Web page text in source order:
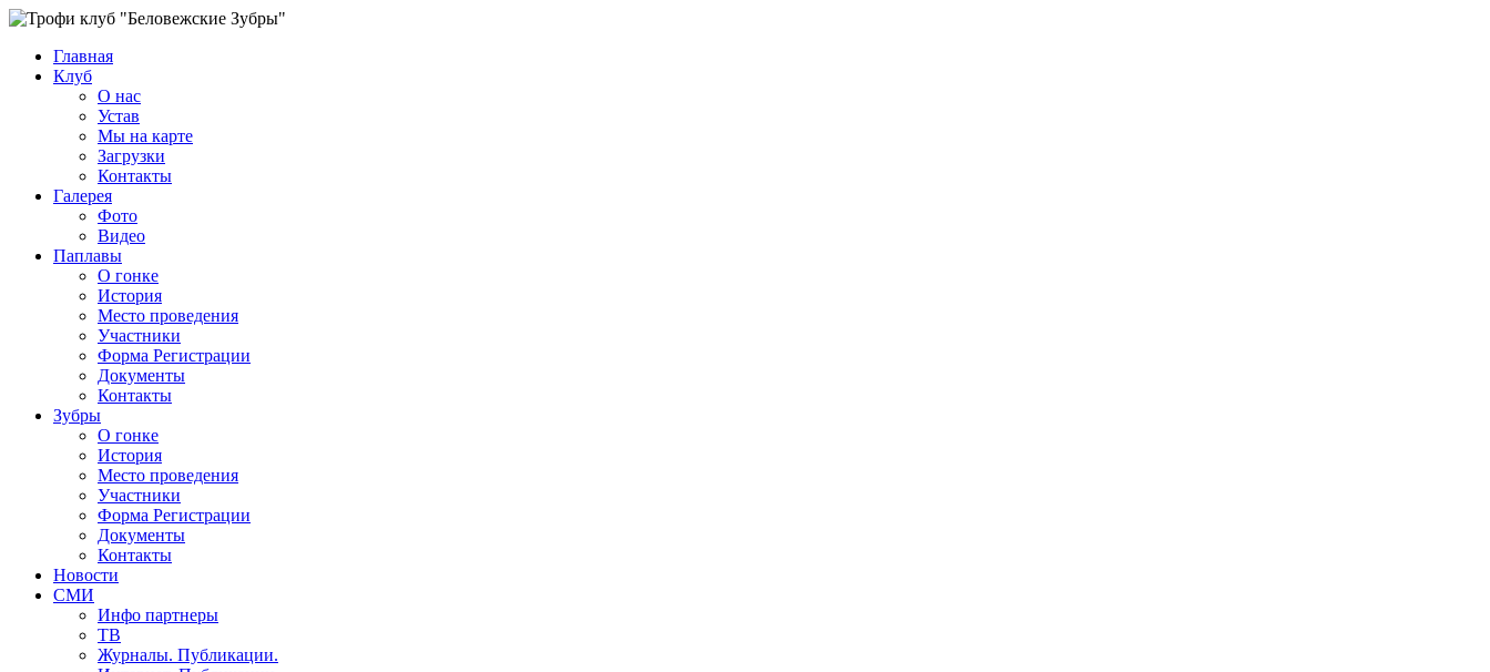
Главная
Клуб
О нас
Устав
Мы на карте
Загрузки
Контакты
Галерея
Фото
Видео
Паплавы
О гонке
История
Место проведения
Участники
Форма Регистрации
Документы
Контакты
Зубры
О гонке
История
Место проведения
Участники
Форма Регистрации
Документы
Контакты
Новости
СМИ
Инфо партнеры
ТВ
Журналы. Публикации.